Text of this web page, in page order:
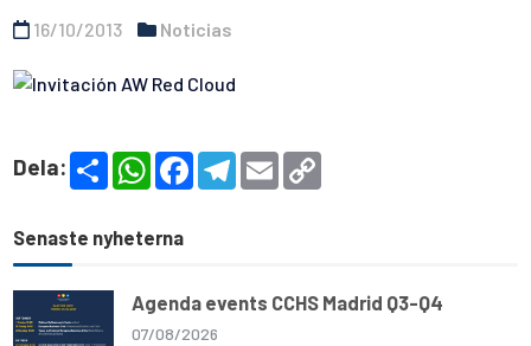
16/10/2013 Noticias
Dela:
S
h
e
W
h
s
F
T
e
m
E
m
k
Senaste nyheterna
Agenda events CCHS Madrid Q3-Q4
07/08/2026